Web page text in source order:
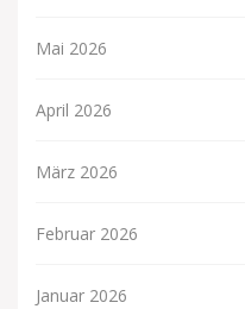
Mai 2026
April 2026
März 2026
Februar 2026
Januar 2026